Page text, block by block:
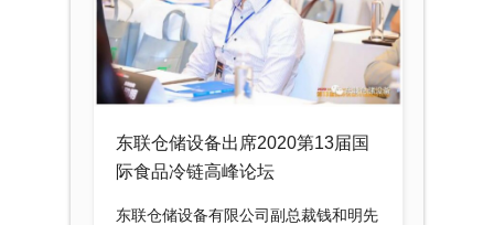
东联仓储设备出席2020第13届国
际食品冷链高峰论坛
东联仓储设备有限公司副总裁钱和明先